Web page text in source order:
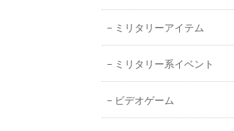
ミリタリーアイテム
ミリタリー系イベント
ビデオゲーム